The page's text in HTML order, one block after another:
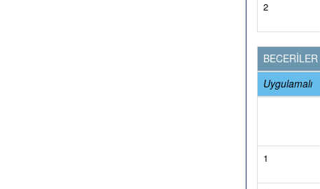
2
BECERİLER
Uygulamalı
1